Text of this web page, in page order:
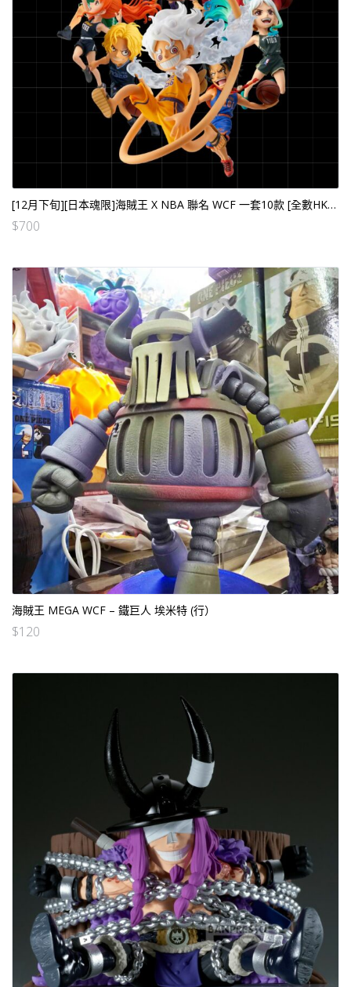
[12月下旬][日本魂限]海賊王 X NBA 聯名 WCF 一套10款 [全數HK$1400/訂金$700]
$700
海賊王 MEGA WCF – 鐵巨人 埃米特 (行）
$120